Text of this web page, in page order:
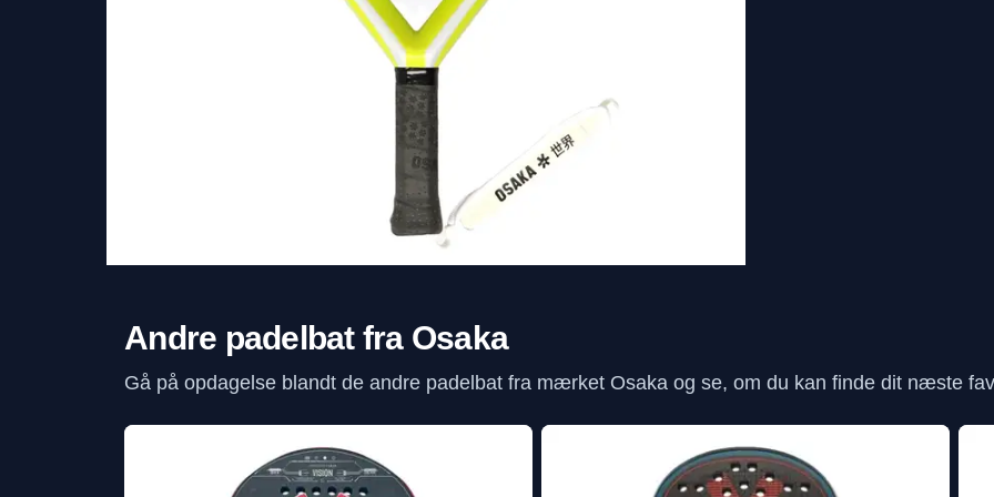
Andre padelbat fra Osaka
Gå på opdagelse blandt de andre padelbat fra mærket Osaka og se, om du kan finde dit næste